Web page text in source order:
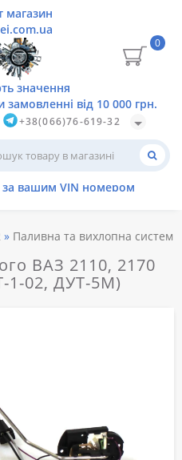
+38(066)76-619-32
0
Паливна та вихлопна системи
ВАЗ 2110, 2170
1-02, ДУТ-5М)